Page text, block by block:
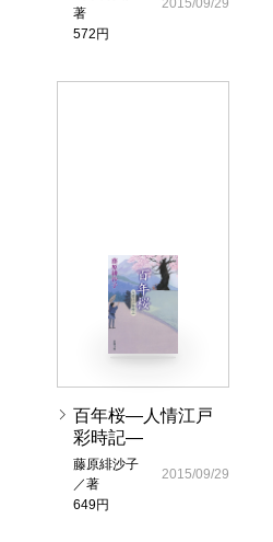
著
572円
2015/09/29
百年桜―人情江戸
彩時記―
藤原緋沙子
／著
649円
2015/09/29